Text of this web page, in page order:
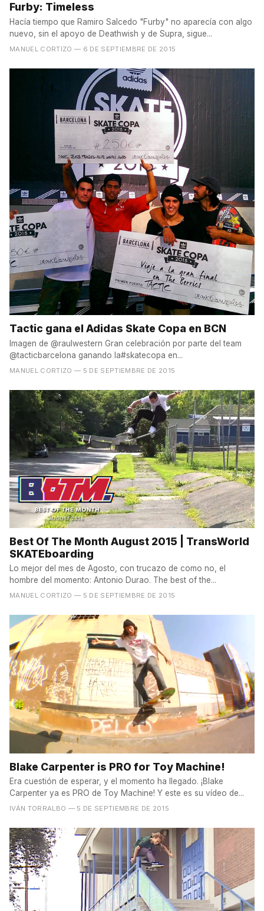
Furby: Timeless
Hacía tiempo que Ramiro Salcedo "Furby" no aparecía con algo
nuevo, sin el apoyo de Deathwish y de Supra, sigue...
MANUEL CORTIZO — 6 DE SEPTIEMBRE DE 2015
Tactic gana el Adidas Skate Copa en BCN
Imagen de @raulwestern Gran celebración por parte del team
@tacticbarcelona ganando la#skatecopa en...
MANUEL CORTIZO — 5 DE SEPTIEMBRE DE 2015
Best Of The Month August 2015 | TransWorld
SKATEboarding
Lo mejor del mes de Agosto, con trucazo de como no, el
hombre del momento: Antonio Durao. The best of the...
MANUEL CORTIZO — 5 DE SEPTIEMBRE DE 2015
Blake Carpenter is PRO for Toy Machine!
Era cuestión de esperar, y el momento ha llegado. ¡Blake
Carpenter ya es PRO de Toy Machine! Y este es su vídeo de...
IVÁN TORRALBO — 5 DE SEPTIEMBRE DE 2015